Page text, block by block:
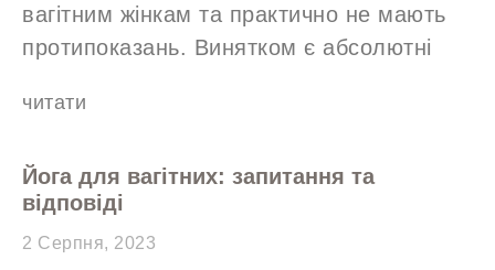
вагітним жінкам та практично не мають
протипоказань. Винятком є абсолютні
читати
Йога для вагітних: запитання та
відповіді
2 Серпня, 2023